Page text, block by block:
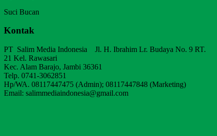
Suci Bucan
Kontak
PT Salim Media Indonesia Jl. H. Ibrahim Lr. Budaya No. 9 RT.
21 Kel. Rawasari
Kec. Alam Barajo, Jambi 36361
Telp. 0741-3062851
Hp/WA. 08117447475 (Admin); 08117447848 (Marketing)
Email: salimmediaindonesia@gmail.com